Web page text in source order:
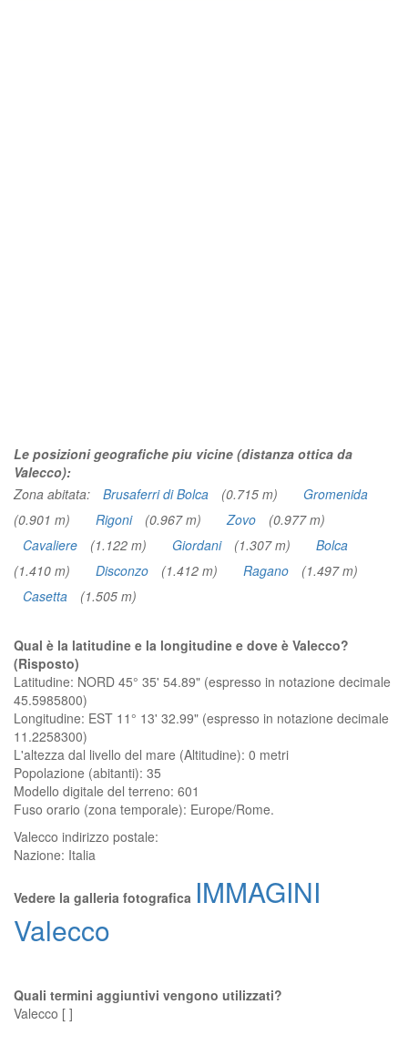
Le posizioni geografiche piu vicine (distanza ottica da
Valecco):
Zona abitata:
Brusaferri di Bolca (0.715 m)
Gromenida
(0.901 m)
Rigoni (0.967 m) Zovo
(0.977 m)
Cavaliere
(1.122 m) Giordani (1.307 m)
Bolca
(1.410 m)
Disconzo (1.412 m) Ragano
(1.497 m)
Casetta
(1.505 m)
Qual è la latitudine e la longitudine e dove è Valecco?
(Risposto)
Latitudine: NORD 45° 35' 54.89" (espresso in notazione decimale
45.5985800)
Longitudine: EST 11° 13' 32.99" (espresso in notazione decimale
11.2258300)
L'altezza dal livello del mare (Altitudine): 0 metri
Popolazione (abitanti): 35
Modello digitale del terreno: 601
Fuso orario (zona temporale): Europe/Rome.
Valecco indirizzo postale:
Nazione: Italia
Vedere la galleria fotografica IMMAGINI
Valecco
Quali termini aggiuntivi vengono utilizzati?
Valecco [ ]